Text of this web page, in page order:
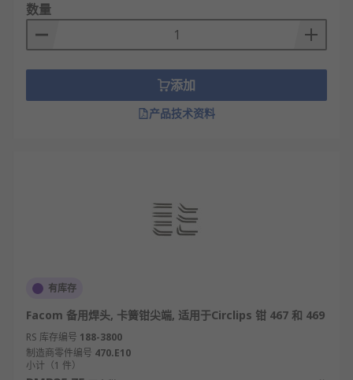
数量
添加
产品技术资料
有库存
Facom 备用焊头, 卡簧钳尖端, 适用于Circlips 钳 467 和 469
RS 库存编号 188-3800
制造商零件编号 470.E10
小计（1 件）